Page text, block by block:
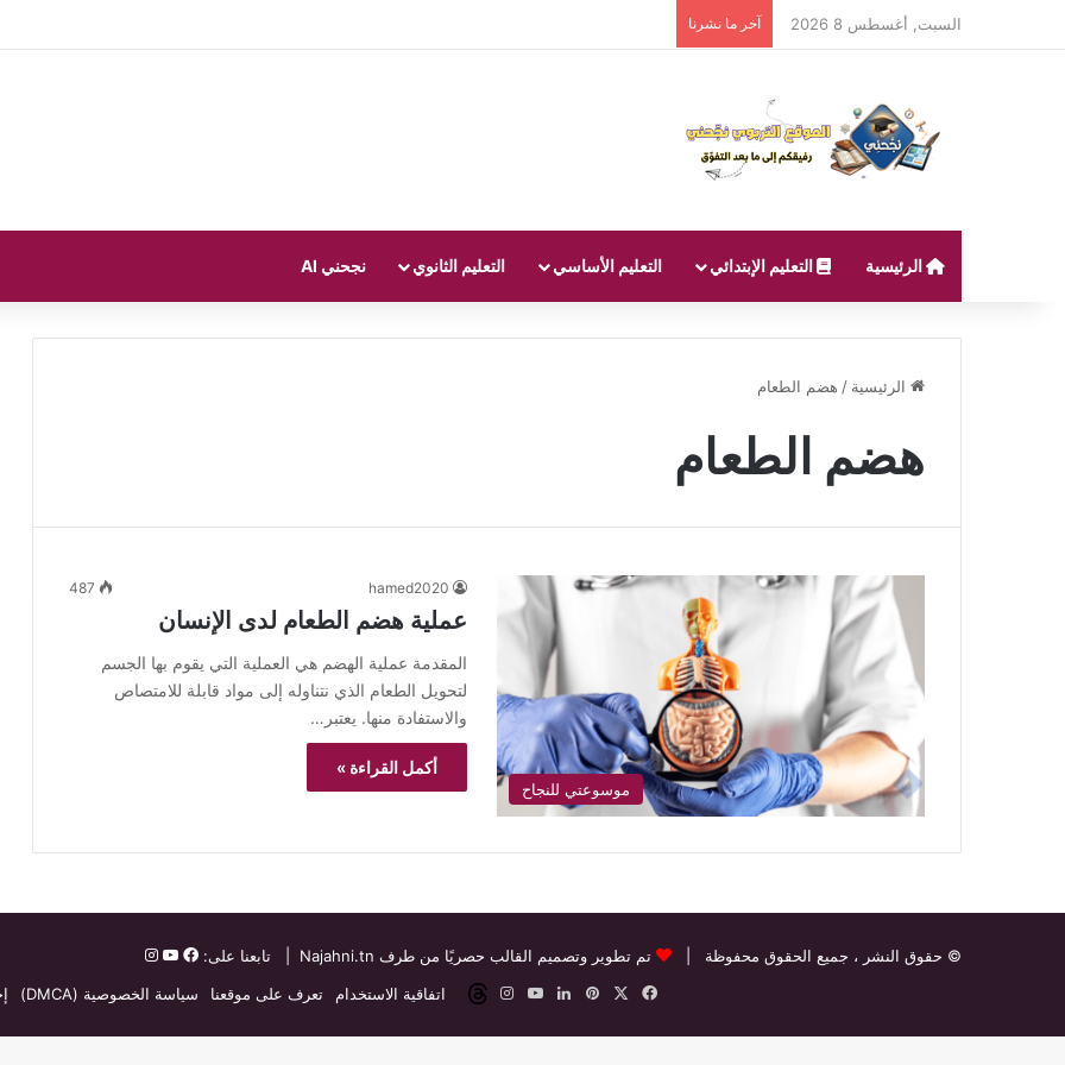
السبت, أغسطس 8 2026 آخر ما نشرنا
الرئيسية التعليم الإبتدائي التعليم الأساسي التعليم الثانوي نجحني AI
الرئيسية / هضم الطعام
هضم الطعام
موسوعتي للنجاح
hamed2020
487
عملية هضم الطعام لدى الإنسان
المقدمة عملية الهضم هي العملية التي يقوم بها الجسم
لتحويل الطعام الذي نتناوله إلى مواد قابلة للامتصاص
والاستفادة منها. يعتبر…
أكمل القراءة »
© حقوق النشر ، جميع الحقوق محفوظة | تم تطوير وتصميم القالب حصريًا من طرف Najahni.tn | تابعنا على:
اتفاقية الاستخدام
تعرف على موقعنا سياسة الخصوصية (DMCA) فيسبوكبينتيريست
لينكدإن‫YouTube
انستقرامthreads